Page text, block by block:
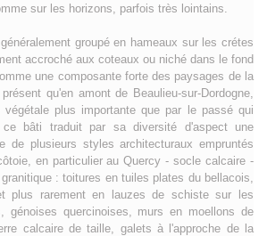
sur les horizons, parfois très lointains.
groupé en hameaux sur les crétes
accroché aux coteaux ou niché dans le fond
une composante forte des paysages de la
qu'en amont de Beaulieu-sur-Dordogne,
végétale plus importante que par le passé qui
bâti traduit par sa diversité d'aspect une
de plusieurs styles architecturaux empruntés
en particulier au Quercy - socle calcaire -
: toitures en tuiles plates du bellacois,
plus rarement en lauzes de schiste sur les
génoises quercinoises, murs en moellons de
calcaire de taille, galets à l'approche de la